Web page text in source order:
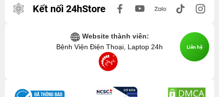
Kết nối 24hStore
Website thành viên:
Bệnh Viện Điện Thoại, Laptop 24h
Liên hệ